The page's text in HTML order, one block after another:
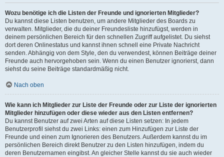
Wozu benötige ich die Listen der Freunde und ignorierten Mitglieder?
Du kannst diese Listen benutzen, um andere Mitglieder des Boards zu
verwalten. Mitglieder, die du deiner Freundesliste hinzufügst, werden in
deinem persönlichen Bereich für den schnellen Zugriff aufgelistet. Du siehst
dort deren Onlinestatus und kannst ihnen schnell eine Private Nachricht
senden. Abhängig von dem Style, den du verwendest, können Beiträge deiner
Freunde auch hervorgehoben sein. Wenn du einen Benutzer ignorierst, dann
siehst du seine Beiträge standardmäßig nicht.
Nach oben
Wie kann ich Mitglieder zur Liste der Freunde oder zur Liste der ignorierten
Mitglieder hinzufügen oder diese wieder aus den Listen entfernen?
Du kannst Benutzer auf zwei Arten auf diese Listen setzen: In jedem
Benutzerprofil siehst du zwei Links: einen zum Hinzufügen zur Liste der
Freunde und einen zum Ignorieren des Benutzers. Außerdem kannst du im
persönlichen Bereich direkt Benutzer zu den Listen hinzufügen, indem du
deren Benutzernamen eingibst. An gleicher Stelle kannst du sie auch wieder